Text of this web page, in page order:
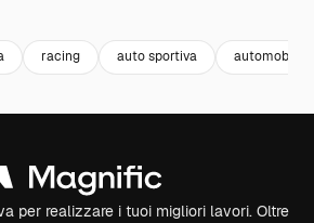
racing auto sportiva automobile
per realizzare i tuoi migliori lavori. Oltre